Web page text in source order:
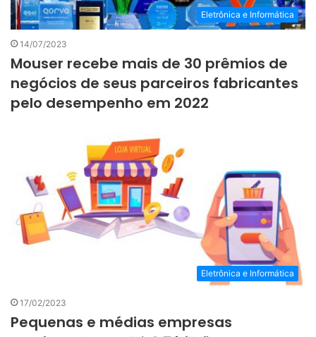
Eletrônica e Informática
14/07/2023
Mouser recebe mais de 30 prêmios de
negócios de seus parceiros fabricantes
pelo desempenho em 2022
Eletrônica e Informática
17/02/2023
Pequenas e médias empresas